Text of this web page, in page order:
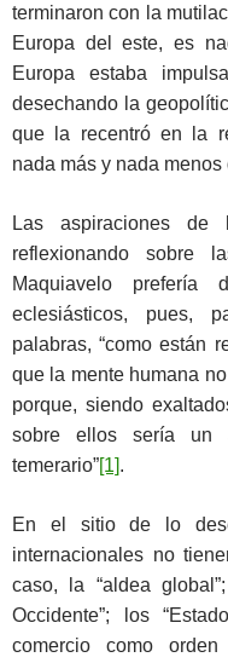
terminaron con la
Europa del este, es
Europa estaba
desechando la
que la recentró en la
nada más y nada
Las aspiraciones
reflexionando sobre
Maquiavelo
eclesiásticos, pues,
palabras, “como están
que la mente humana
porque, siendo
sobre ellos sería un
temerario”[1].
En el sitio de lo
internacionales no
caso, la “aldea
Occidente”; los
comercio como orden